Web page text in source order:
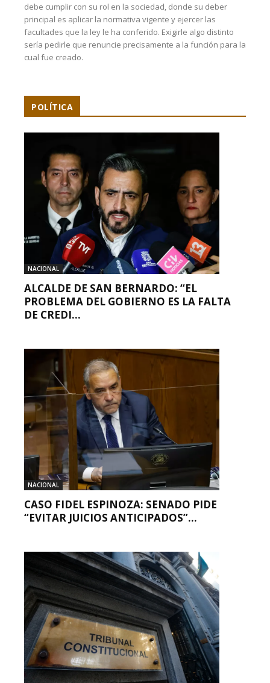
debe cumplir con su rol en la sociedad, donde su deber
principal es aplicar la normativa vigente y ejercer las
facultades que la ley le ha conferido. Exigirle algo distinto
sería pedirle que renuncie precisamente a la función para la
cual fue creado.
POLÍTICA
NACIONAL
ALCALDE DE SAN BERNARDO: “EL
PROBLEMA DEL GOBIERNO ES LA FALTA
DE CREDI...
NACIONAL
CASO FIDEL ESPINOZA: SENADO PIDE
“EVITAR JUICIOS ANTICIPADOS”...